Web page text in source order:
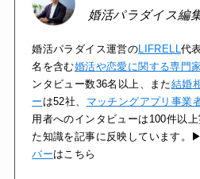
婚活パラダイス編
婚活パラダイス運営のLIFRELL代
名を含む婚活や恋愛に関する専門家
ンタビュー数36名以上、また結婚
ー は52社、 マッチングアプリ事業
用者へのインタビューは100件以
た知識を記事に反映しています。
バーはこちら